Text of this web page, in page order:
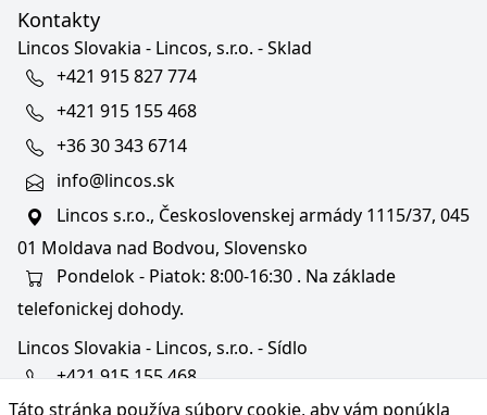
Táto stránka používa súbory cookie, aby vám ponúkla
Kontakty
Lincos Slovakia - Lincos, s.r.o. - Sklad
+421 915 827 774
+421 915 155 468
+36 30 343 6714
info@lincos.sk
Lincos s.r.o., Československej armády 1115/37, 045
01 Moldava nad Bodvou, Slovensko
Pondelok - Piatok: 8:00-16:30 . Na základe
telefonickej dohody.
Lincos Slovakia - Lincos, s.r.o. - Sídlo
+421 915 155 468